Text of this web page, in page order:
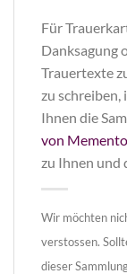
Für
Danksagung
Trauertexte
zu schreiben,
Ihnen die
von Memento
zu Ihnen und
Wir möchten
verstossen.
dieser